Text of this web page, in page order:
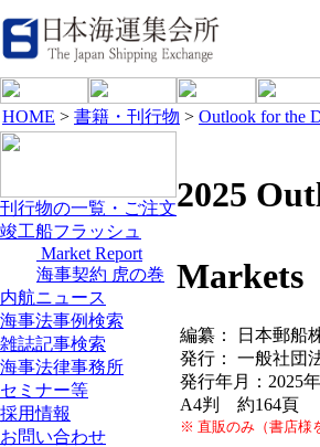
HOME > 書籍・刊行物 > Outlook for the
刊行物の一覧・ご注文
竣工船フラッシュ
Market Report
海事契約 虎の巻
内航ニュース
海事法事例検索
雑誌記事検索
海事法律事務所
セミナー等
採用情報
お問い合わせ
2025
and
Markets
編纂： 日本郵船
発行： 一般社団
発行年月：2025
A4判 約164頁
※ 直販のみ（書店様